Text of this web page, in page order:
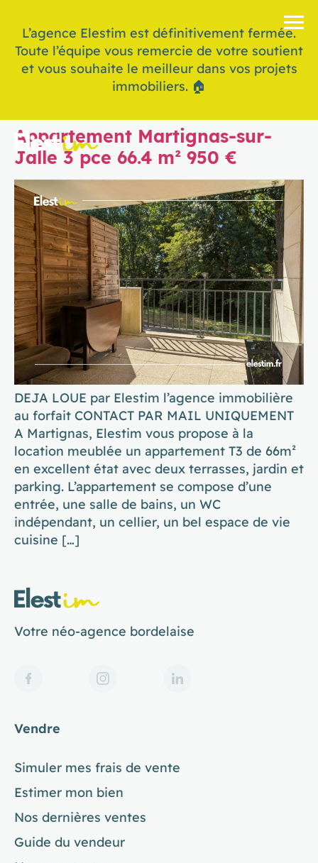
L’agence Elestim est définitivement fermée.
Toute l’équipe vous remercie de votre soutient
et vous souhaite le meilleur dans vos projets
immobiliers. 🏠
Appartement Martignas-sur-
Jalle 3 pce 66.4 m² 950 €
DEJA LOUE par Elestim l’agence immobilière
au forfait CONTACT PAR MAIL UNIQUEMENT
A Martignas, Elestim vous propose à la
location meublée un appartement T3 de 66m²
en excellent état avec deux terrasses, jardin et
parking. L’appartement se compose d’une
entrée, une salle de bains, un WC
indépendant, un cellier, un bel espace de vie
cuisine […]
Votre néo-agence bordelaise
Vendre
Simuler mes frais de vente
Estimer mon bien
Nos dernières ventes
Guide du vendeur